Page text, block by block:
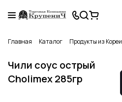
Главная Каталог Продукты из Кореи
Чили соус острый
Cholimex 285гр